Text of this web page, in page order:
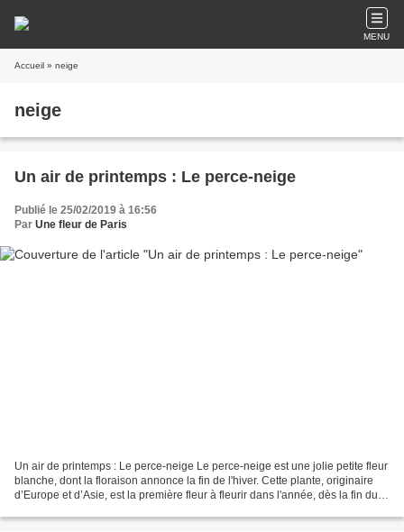
MENU
Accueil » neige
neige
Un air de printemps : Le perce-neige
Publié le 25/02/2019 à 16:56
Par Une fleur de Paris
Un air de printemps : Le perce-neige Le perce-neige est une jolie petite fleur
blanche, dont la floraison annonce la fin de l'hiver. Cette plante, originaire
d’Europe et d’Asie, est la première fleur à fleurir dans l'année, dès la fin du